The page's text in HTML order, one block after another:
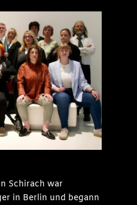
Schirach war
in Berlin und begann